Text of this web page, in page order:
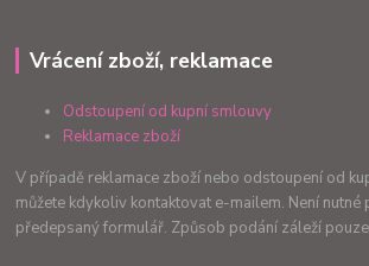
Vrácení zboží, reklamace
Odstoupení od kupní smlouvy
Reklamace zboží
V případě reklamace zboží nebo odstoupení od
můžete kdykoliv kontaktovat e-mailem. Není nutné
předepsaný formulář. Způsob podání záleží